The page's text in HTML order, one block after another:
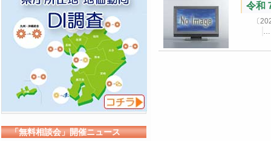
令和
〔
「無料相談会」開催ニュース